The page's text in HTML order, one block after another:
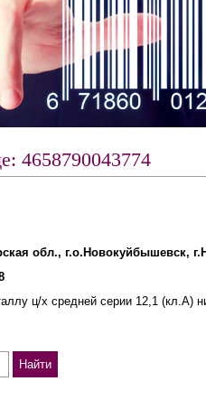
4658790043774
обл., г.о.Новокуйбышевск,
ц/х средней серии 12,1 (кл.А)